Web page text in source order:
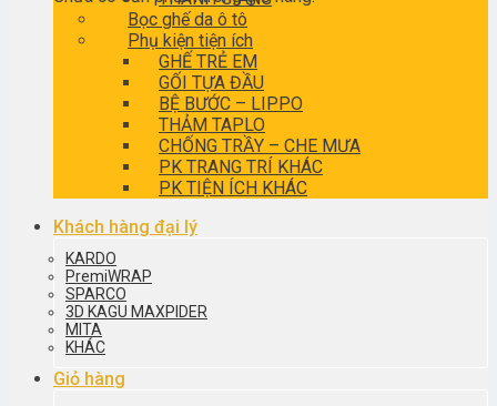
Bọc ghế da ô tô
Phụ kiện tiện ích
GHẾ TRẺ EM
GỐI TỰA ĐẦU
BỆ BƯỚC – LIPPO
THẢM TAPLO
CHỐNG TRẦY – CHE MƯA
PK TRANG TRÍ KHÁC
PK TIỆN ÍCH KHÁC
Khách hàng đại lý
KARDO
PremiWRAP
SPARCO
3D KAGU MAXPIDER
MITA
KHÁC
Giỏ hàng